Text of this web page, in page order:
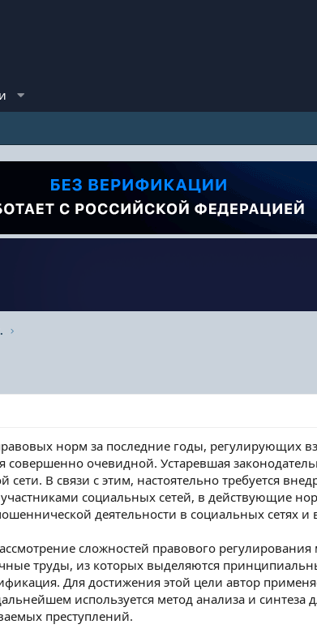
норм за последние годы, регулирующих
совершенно очевидной. Устаревшая
В связи с этим, настоятельно требуется
социальных сетей, в действующие
деятельности в социальных сетях
сложностей правового
труды, из которых выделяются
Для достижения этой цели автор
используется метод анализа и
преступлений.